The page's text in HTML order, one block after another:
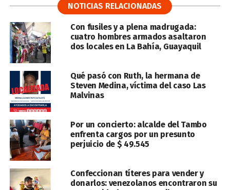
NOTICIAS RELACIONADAS
Con fusiles y a plena madrugada:
cuatro hombres armados asaltaron
dos locales en La Bahía, Guayaquil
Qué pasó con Ruth, la hermana de
Steven Medina, víctima del caso Las
Malvinas
Por un concierto: alcalde del Tambo
enfrenta cargos por un presunto
perjuicio de $ 49.545
Confeccionan títeres para vender y
donarlos: venezolanos encontraron su